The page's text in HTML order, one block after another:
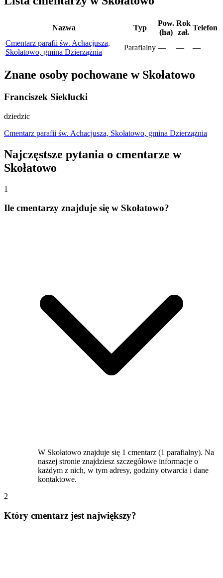
Nazwa Typ
Pow.
(ha)
Rok
zał.
Telefon
Cmentarz parafii św. Achacjusza,
Skołatowo, gmina Dzierzążnia
Parafialny — — —
Znane osoby pochowane w Skołatowo
Franciszek Sieklucki
dziedzic
Cmentarz parafii św. Achacjusza, Skołatowo, gmina Dzierzążnia
Najczęstsze pytania o cmentarze w
Skołatowo
1
Ile cmentarzy znajduje się w Skołatowo?
W Skołatowo znajduje się 1 cmentarz (1 parafialny). Na
naszej stronie znajdziesz szczegółowe informacje o
każdym z nich, w tym adresy, godziny otwarcia i dane
kontaktowe.
2
Który cmentarz jest największy?